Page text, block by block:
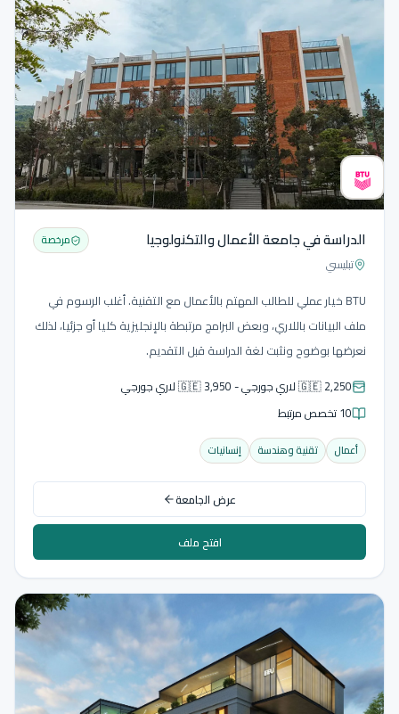
الدراسة في جامعة الأعمال والتكنولوجيا
تبليسي
مرخصة
BTU خيار عملي للطالب المهتم بالأعمال مع التقنية. أغلب الرسوم في
ملف البيانات باللاري، وبعض البرامج مرتبطة بالإنجليزية كليا أو جزئيا، لذلك
نعرضها بوضوح ونثبت لغة الدراسة قبل التقديم.
🇬🇪 2,250 لاري جورجي - 🇬🇪 3,950 لاري جورجي
10 تخصص مرتبط
أعمال تقنية وهندسة إنسانيات
عرض الجامعة
افتح ملف